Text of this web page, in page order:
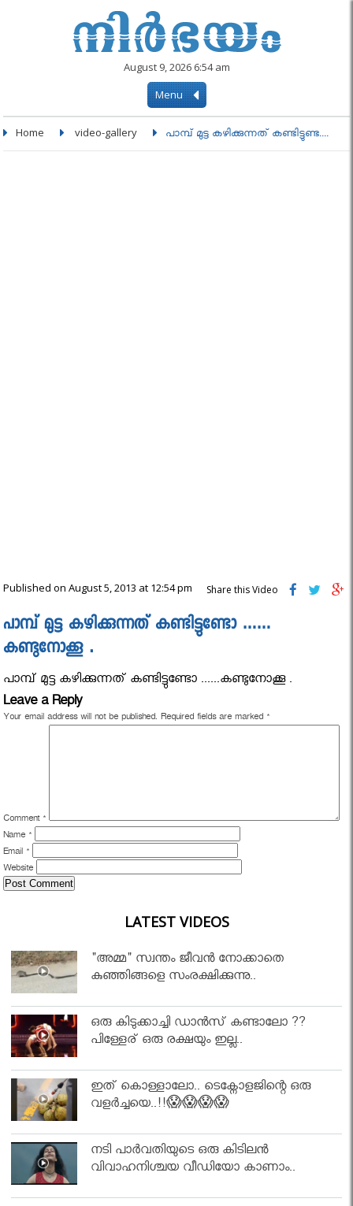
August 9, 2026 6:54 am
Menu
Home video-gallery പാമ്പ്‌ മുട്ട കഴിക്കുന്നത്‌ കണ്ടിട്ടുണ്ട....
Published on August 5, 2013 at 12:54 pm Share this Video
പാമ്പ്‌ മുട്ട കഴിക്കുന്നത്‌ കണ്ടിട്ടുണ്ടോ ……
കണ്ടുനോക്കൂ .
പാമ്പ്‌ മുട്ട കഴിക്കുന്നത്‌ കണ്ടിട്ടുണ്ടോ ......കണ്ടുനോക്കൂ .
Leave a Reply
Your email address will not be published. Required fields are marked *
Comment *
Name *
Email *
Website
LATEST VIDEOS
"അമ്മ" സ്വന്തം ജീവൻ നോക്കാതെ
കുഞ്ഞിങ്ങളെ സംരക്ഷിക്കുന്നു..
ഒരു കിടുക്കാച്ചി ഡാൻസ് കണ്ടാലോ ??
പിള്ളേര് ഒരു രക്ഷയും ഇല്ല..
ഇത് കൊള്ളാലോ.. ടെക്നോളജിന്റെ ഒരു
വളർച്ചയെ..!!😱😱😱😱
നടി പാർവതിയുടെ ഒരു കിടിലൻ
വിവാഹനിശ്ചയ വീഡിയോ കാണാം..